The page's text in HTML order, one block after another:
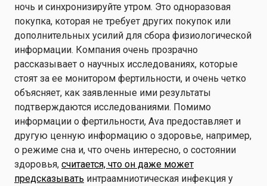
ночь и синхронизируйте утром. Это одноразовая
покупка, которая не требует других покупок или
дополнительных усилий для сбора физиологической
информации. Компания очень прозрачно
рассказывает о научных исследованиях, которые
стоят за ее монитором фертильности, и очень четко
объясняет, как заявленные ими результаты
подтверждаются исследованиями. Помимо
информации о фертильности, Ava предоставляет и
другую ценную информацию о здоровье, например,
о режиме сна и, что очень интересно, о состоянии
здоровья, считается, что он даже может
предсказывать интраамниотическая инфекция у